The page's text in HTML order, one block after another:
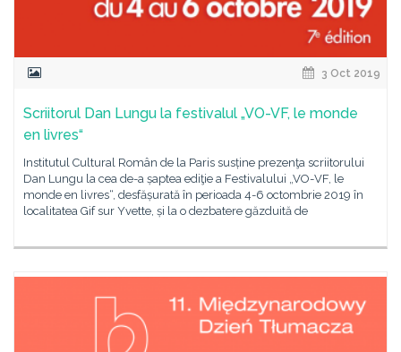
3 Oct 2019
Scriitorul Dan Lungu la festivalul „VO-VF, le monde
en livres“
Institutul Cultural Român de la Paris susține prezenţa scriitorului
Dan Lungu la cea de-a șaptea ediţie a Festivalului „VO-VF, le
monde en livres“, desfășurată în perioada 4-6 octombrie 2019 în
localitatea Gif sur Yvette, și la o dezbatere găzduită de